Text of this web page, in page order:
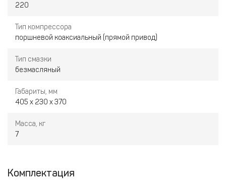
220
Тип компрессора
поршневой коаксиальный (прямой привод)
Тип смазки
безмасляный
Габариты, мм
405 x 230 x 370
Масса, кг
7
Комплектация